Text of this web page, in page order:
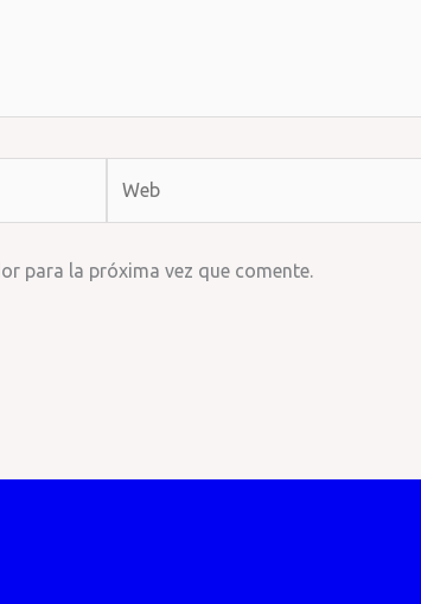
para la próxima vez que comente.